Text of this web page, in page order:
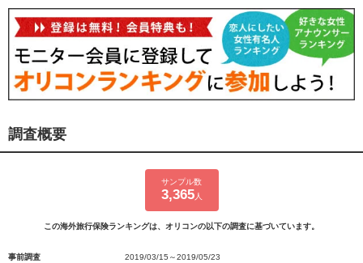
調査概要
サンプル数
3,365人
この海外旅行保険ランキングは、オリコンの以下の調査に基づいています。
事前調査
2019/03/15～2019/05/23